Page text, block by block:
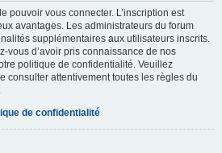
pouvoir vous connecter. L’inscription est
avantages. Les administrateurs du forum
supplémentaires aux utilisateurs inscrits.
vous d’avoir pris connaissance de nos
politique de confidentialité. Veuillez
consulter attentivement toutes les règles du
de confidentialité